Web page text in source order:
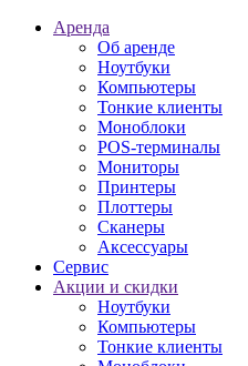
Аренда
Об аренде
Ноутбуки
Компьютеры
Тонкие клиенты
Моноблоки
POS-терминалы
Мониторы
Принтеры
Плоттеры
Сканеры
Аксессуары
Сервис
Акции и скидки
Ноутбуки
Компьютеры
Тонкие клиенты